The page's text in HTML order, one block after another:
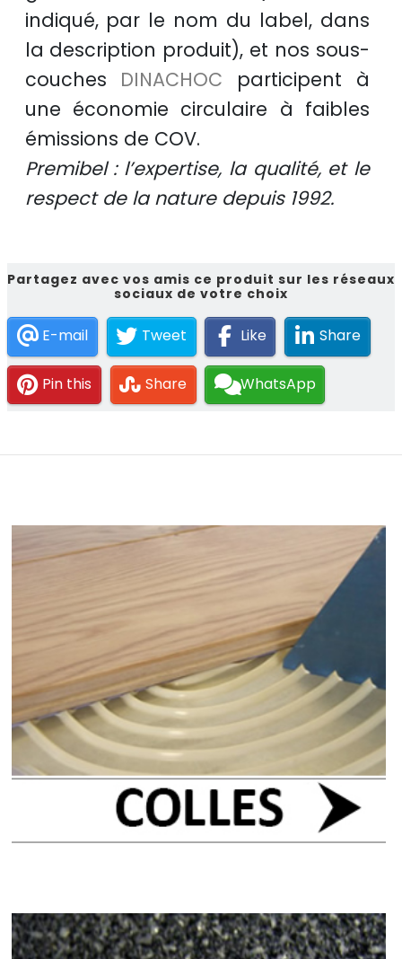
indiqué, par le nom du label, dans
la description produit), et nos sous-
couches DINACHOC participent à
une économie circulaire à faibles
émissions de COV.
Premibel : l’expertise, la qualité, et le
respect de la nature depuis 1992.
Partagez avec vos amis ce produit sur les réseaux
sociaux de votre choix
E-mail Tweet Like Share
Pin this Share WhatsApp